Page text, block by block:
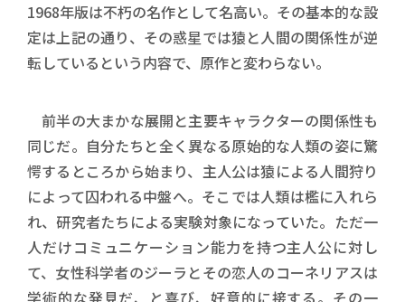
1968年版は不朽の名作として名高い。その基本的な設
定は上記の通り、その惑星では猿と人間の関係性が逆
転しているという内容で、原作と変わらない。
前半の大まかな展開と主要キャラクターの関係性も
同じだ。自分たちと全く異なる原始的な人類の姿に驚
愕するところから始まり、主人公は猿による人間狩り
によって囚われる中盤へ。そこでは人類は檻に入れら
れ、研究者たちによる実験対象になっていた。ただ一
人だけコミュニケーション能力を持つ主人公に対し
て、女性科学者のジーラとその恋人のコーネリアスは
学術的な発見だ、と喜び、好意的に接する。その一